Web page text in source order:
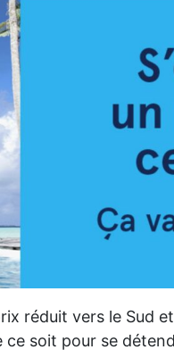
réduit vers le Sud
ce soit pour se